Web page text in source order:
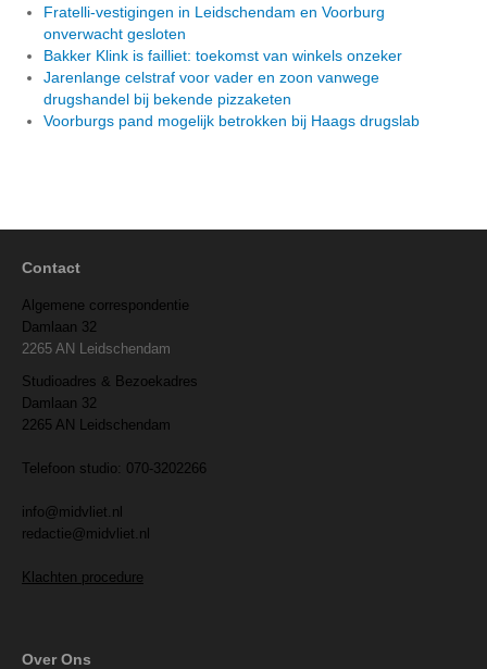
Fratelli-vestigingen in Leidschendam en Voorburg
onverwacht gesloten
Bakker Klink is failliet: toekomst van winkels onzeker
Jarenlange celstraf voor vader en zoon vanwege
drugshandel bij bekende pizzaketen
Voorburgs pand mogelijk betrokken bij Haags drugslab
Contact
Algemene correspondentie
Damlaan 32
2265 AN Leidschendam
Studioadres & Bezoekadres
Damlaan 32
2265 AN Leidschendam
Telefoon studio: 070-3202266
info@midvliet.nl
redactie@midvliet.nl
Klachten procedure
Over Ons